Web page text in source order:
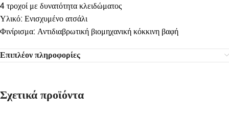
4 τροχοί με δυνατότητα κλειδώματος
Υλικό: Ενισχυμένο ατσάλι
Φινίρισμα: Αντιδιαβρωτική βιομηχανική κόκκινη βαφή
Επιπλέον πληροφορίες
Σχετικά προϊόντα